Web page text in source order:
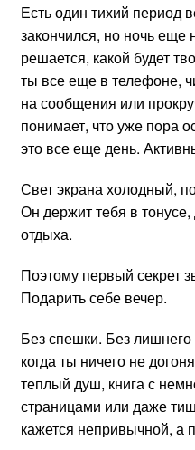
Есть один тихий период
закончился, но ночь
решается, какой будет
ты все еще в телефоне,
на сообщения или
понимает, что уже пора
это все еще день.
Свет экрана холодный,
Он держит тебя в
отдыха.
Поэтому первый секрет
Подарить себе вечер.
Без спешки. Без
когда ты ничего не
теплый душ, книга с
страницами или даже
кажется непривычной, а